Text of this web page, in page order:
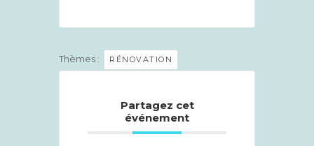
Thèmes : RÉNOVATION
Partagez cet
événement